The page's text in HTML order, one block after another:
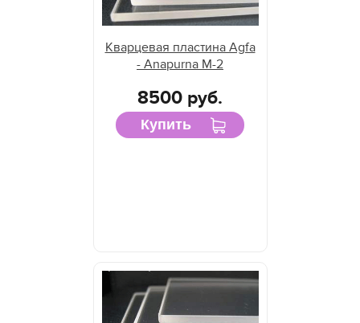
Кварцевая пластина Agfa
- Anapurna M-2
8500 руб.
Купить